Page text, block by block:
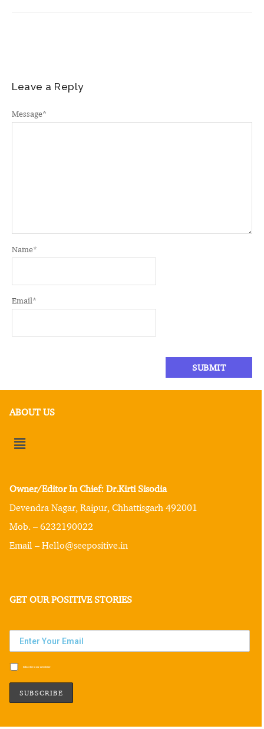
Leave a Reply
Message*
Name*
Email*
ABOUT US
Owner/Editor In Chief: Dr.Kirti Sisodia
Devendra Nagar, Raipur, Chhattisgarh 492001
Mob. – 6232190022
Email – Hello@seepositive.in
GET OUR POSITIVE STORIES
Subscribe to our newsletter